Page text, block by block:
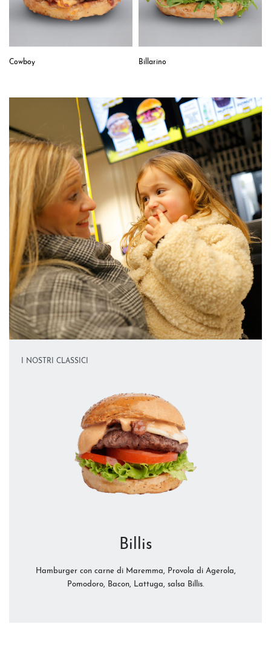
Emigrante
I NOSTRI CLASSICI
Billis
Hamburger con carne di Maremma, Provola di Agerola,
Pomodoro, Bacon, Lattuga, salsa Billis.